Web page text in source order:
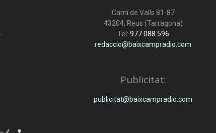
Camí de Valls 81-87
43204, Reus (Tarragona)
Tel: 977 088 596
redaccio@baixcampradio.com
Publicitat:
publicitat@baixcampradio.com